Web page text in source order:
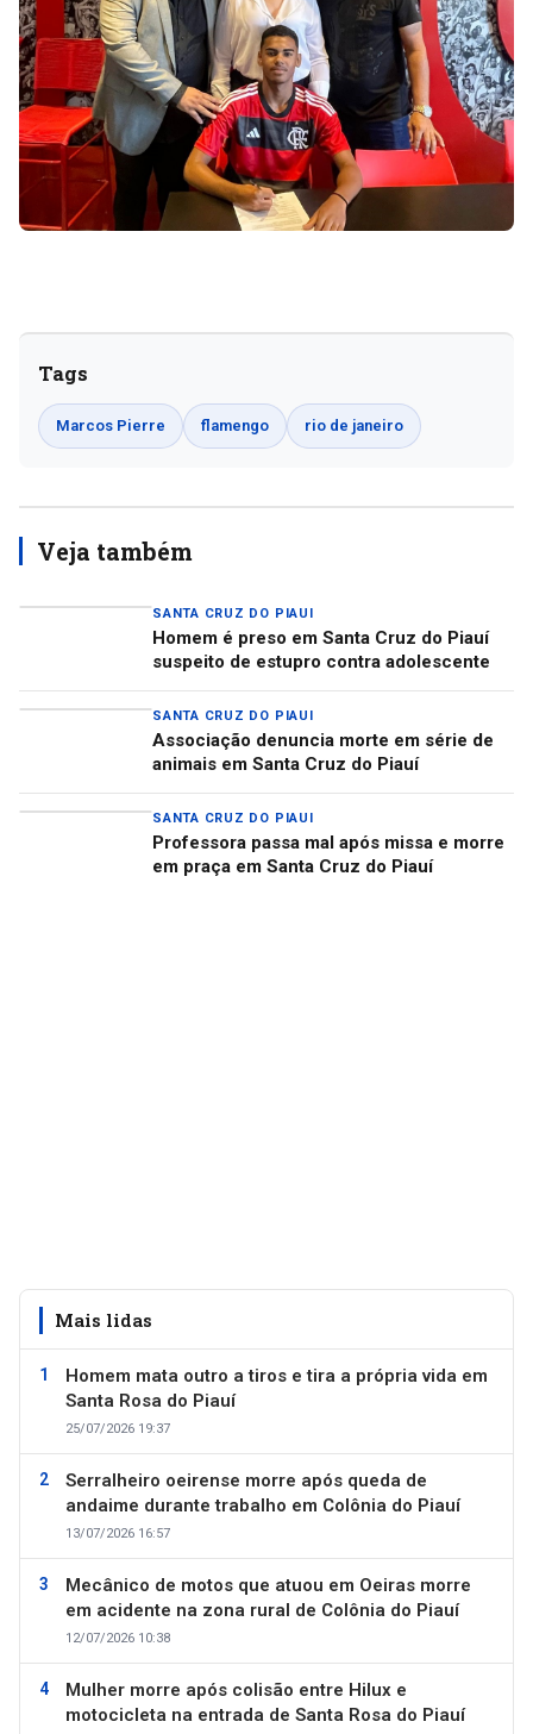
Tags
Marcos Pierre flamengo rio de janeiro
Veja também
SANTA CRUZ DO PIAUI
Homem é preso em Santa Cruz do Piauí
suspeito de estupro contra adolescente
SANTA CRUZ DO PIAUI
Associação denuncia morte em série de
animais em Santa Cruz do Piauí
SANTA CRUZ DO PIAUI
Professora passa mal após missa e morre
em praça em Santa Cruz do Piauí
Mais lidas
Homem mata outro a tiros e tira a própria vida em
Santa Rosa do Piauí
25/07/2026 19:37
Serralheiro oeirense morre após queda de
andaime durante trabalho em Colônia do Piauí
13/07/2026 16:57
Mecânico de motos que atuou em Oeiras morre
em acidente na zona rural de Colônia do Piauí
12/07/2026 10:38
Mulher morre após colisão entre Hilux e
motocicleta na entrada de Santa Rosa do Piauí